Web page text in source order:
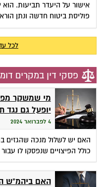
אישור על היעדר תביעות.
פוליסת ביטוח חדשה ונתן
לכל
פסקי דין במקרים
מי שמשקר
יופעל גם נגד
4 לפברואר 2024
האם יש לשלול מנכה שהגזים
כולל הפיצויים שנפסקו לו
האם ביהמ"ש